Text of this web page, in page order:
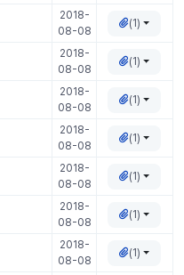
2018-
08-08
(1)
2018-
08-08
(1)
2018-
08-08
(1)
2018-
08-08
(1)
2018-
08-08
(1)
2018-
08-08
(1)
2018-
08-08
(1)